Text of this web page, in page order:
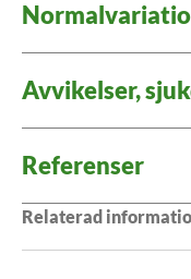
Avvikelser,
Referenser
Relaterad